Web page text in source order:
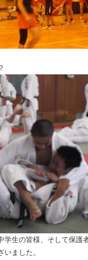
学生の皆様、そして保護
いました。